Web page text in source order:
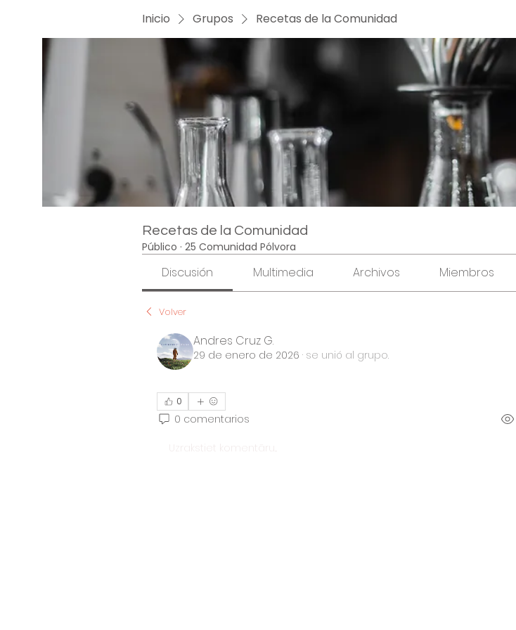
Inicio Grupos Recetas de la Comunidad
Recetas de la Comunidad
Público · 25 Comunidad Pólvora
Discusión Multimedia Archivos Miembros
Volver
Andres Cruz G.
29 de enero de 2026 · se unió al grupo.
0
0 comentarios
Uzrakstiet komentāru...